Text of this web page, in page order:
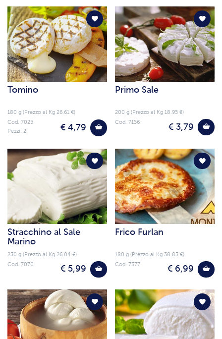
Tomino
180 g (Prezzo al Kg 26.61 €)
€ 4,79
Cod. 7025
Pezzi: 2
Primo Sale
200 g (Prezzo al Kg 18.95 €)
€ 3,79
Cod. 7156
Stracchino al Sale
Marino
230 g (Prezzo al Kg 26.04 €)
€ 5,99
Cod. 7070
Frico Furlan
180 g (Prezzo al Kg 38.83 €)
€ 6,99
Cod. 7377